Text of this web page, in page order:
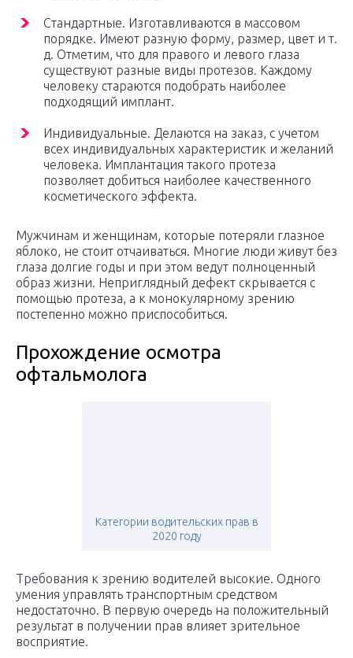
Стандартные. Изготавливаются в массовом
порядке. Имеют разную форму, размер, цвет и т.
д. Отметим, что для правого и левого глаза
существуют разные виды протезов. Каждому
человеку стараются подобрать наиболее
подходящий имплант.
Индивидуальные. Делаются на заказ, с учетом
всех индивидуальных характеристик и желаний
человека. Имплантация такого протеза
позволяет добиться наиболее качественного
косметического эффекта.
Мужчинам и женщинам, которые потеряли глазное
яблоко, не стоит отчаиваться. Многие люди живут без
глаза долгие годы и при этом ведут полноценный
образ жизни. Неприглядный дефект скрывается с
помощью протеза, а к монокулярному зрению
постепенно можно приспособиться.
Прохождение осмотра
офтальмолога
Категории водительских прав в
2020 году
Требования к зрению водителей высокие. Одного
умения управлять транспортным средством
недостаточно. В первую очередь на положительный
результат в получении прав влияет зрительное
восприятие.